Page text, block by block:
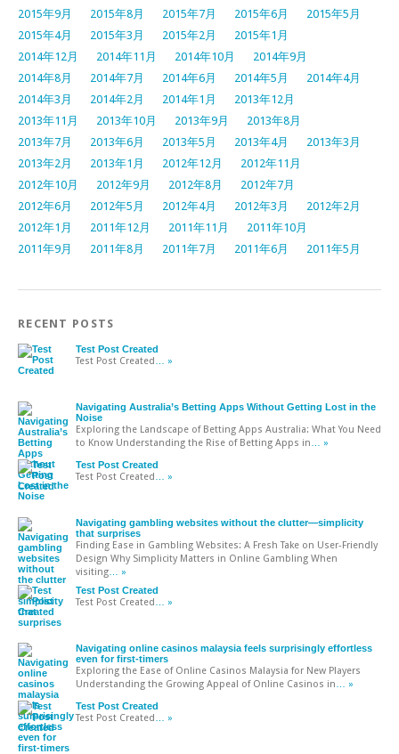
2015年9月
2015年8月 2015年7月 2015年6月
2015年5月
2015年4月
2015年3月 2015年2月
2015年1月
2014年12月
2014年11月 2014年10月
2014年9月
2014年8月
2014年7月 2014年6月 2014年5月
2014年4月
2014年3月
2014年2月 2014年1月
2013年12月
2013年11月
2013年10月 2013年9月
2013年8月
2013年7月
2013年6月 2013年5月 2013年4月
2013年3月
2013年2月
2013年1月 2012年12月
2012年11月
2012年10月
2012年9月 2012年8月
2012年7月
2012年6月
2012年5月 2012年4月 2012年3月
2012年2月
2012年1月
2011年12月 2011年11月
2011年10月
2011年9月
2011年8月 2011年7月 2011年6月 2011年5月
RECENT POSTS
Test Post Created
Test Post Created … »
Navigating Australia’s Betting Apps Without Getting Lost in the
Noise
Exploring the Landscape of Betting Apps Australia: What You Need
to Know Understanding the Rise of Betting Apps in … »
Test Post Created
Test Post Created … »
Navigating gambling websites without the clutter—simplicity
that surprises
Finding Ease in Gambling Websites: A Fresh Take on User-Friendly
Design Why Simplicity Matters in Online Gambling When
visiting … »
Test Post Created
Test Post Created … »
Navigating online casinos malaysia feels surprisingly effortless
even for first-timers
Exploring the Ease of Online Casinos Malaysia for New Players
Understanding the Growing Appeal of Online Casinos in … »
Test Post Created
Test Post Created … »